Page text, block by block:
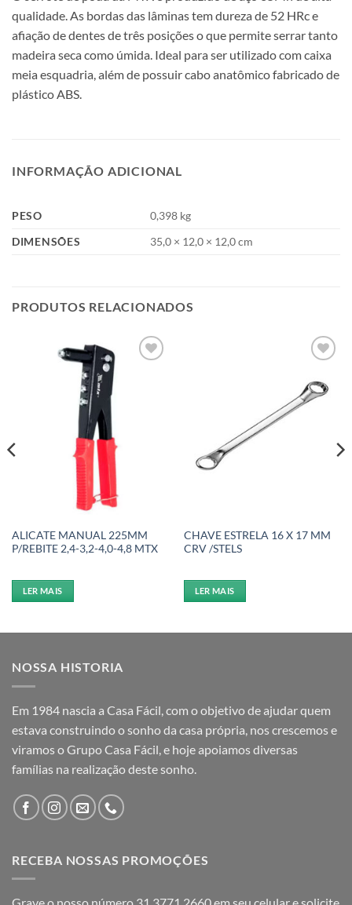
qualidade. As bordas das lâminas tem dureza de 52 HRc e
afiação de dentes de três posições o que permite serrar tanto
madeira seca como úmida. Ideal para ser utilizado com caixa
meia esquadria, além de possuir cabo anatômico fabricado de
plástico ABS.
INFORMAÇÃO ADICIONAL
PESO
0,398 kg
DIMENSÕES
35,0 × 12,0 × 12,0 cm
PRODUTOS RELACIONADOS
ALICATE MANUAL 225MM
P/REBITE 2,4-3,2-4,0-4,8 MTX
LER MAIS
wishlist
CHAVE ESTRELA 16 X 17 MM
CRV /STELS
LER MAIS
NOSSA HISTORIA
Em 1984 nascia a Casa Fácil, com o objetivo de ajudar quem
estava construindo o sonho da casa própria, nos crescemos e
viramos o Grupo Casa Fácil, e hoje apoiamos diversas
famílias na realização deste sonho.
RECEBA NOSSAS PROMOÇÕES